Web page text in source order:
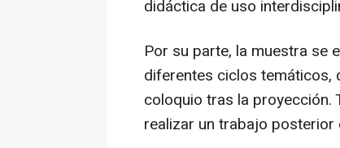
didáctica de uso
Por su parte, la muestra se
diferentes ciclos temáticos,
coloquio tras la proyección.
realizar un trabajo posterior